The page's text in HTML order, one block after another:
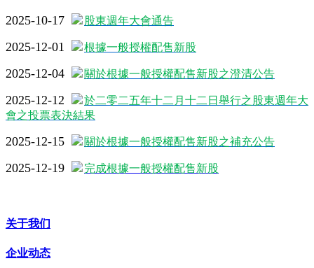
2025-10-17 股東週年大會通告
2025-12-01 根據一般授權配售新股
2025-12-04 關於根據一般授權配售新股之澄清公告
2025-12-12
於二零二五年十二月十二日舉行之股東週年大
會之投票表決結果
2025-12-15 關於根據一般授權配售新股之補充公告
2025-12-19 完成根據一般授權配售新股
关于我们
企业动态